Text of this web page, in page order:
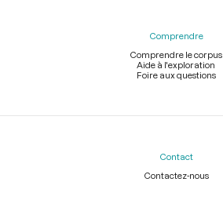
Comprendre
Comprendre le corpus
Aide à l'exploration
Foire aux questions
Contact
Contactez-nous